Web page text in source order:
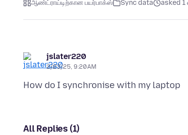
ஆண்ட்ராய்டிற்கான பயர்பாக்ஸ் Sync data asked 1
jslater220
2/23/25, 9:20 AM
All Replies (1)